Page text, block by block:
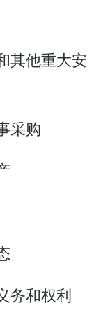
其他重大安
采购
务和权利